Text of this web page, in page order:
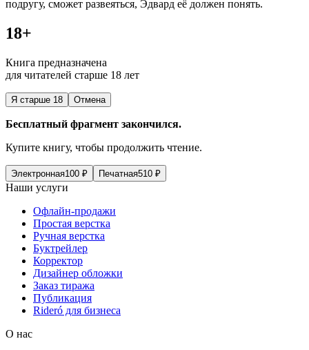
подругу, сможет развеяться, Эдвард её должен понять.
18+
Книга предназначена
для читателей старше 18 лет
Я старше 18 Отмена
Бесплатный фрагмент закончился.
Купите книгу, чтобы продолжить чтение.
Электронная100 ₽ Печатная510 ₽
Наши услуги
Офлайн-продажи
Простая верстка
Ручная верстка
Буктрейлер
Корректор
Дизайнер обложки
Заказ тиража
Публикация
Rideró для бизнеса
О нас